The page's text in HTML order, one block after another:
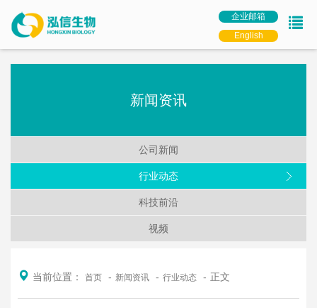
企业邮箱
English
新闻资讯
公司新闻
行业动态
科技前沿
视频
当前位置： 首页 新闻资讯 行业动态 正文